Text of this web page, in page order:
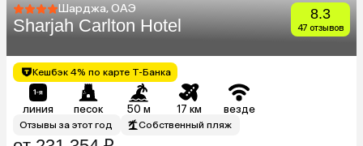
Шарджа, ОАЭ
Sharjah Carlton Hotel
8.3
47 отзывов
Кешбэк 4% по карте Т-Банка
линия песок 50 м 17 км везде
Отзывы за этот год Собственный пляж